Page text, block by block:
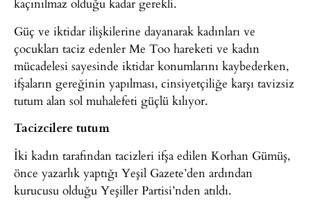
Güç ve iktidar ilişkilerine dayanarak kadınları ve
çocukları taciz edenler Me Too hareketi ve kadın
mücadelesi sayesinde iktidar konumlarını kaybederken,
ifşaların gereğinin yapılması, cinsiyetçiliğe karşı tavizsiz
tutum alan sol muhalefeti güçlü kılıyor.
Tacizcilere tutum
İki kadın tarafından tacizleri ifşa edilen Korhan Gümüş,
önce yazarlık yaptığı Yeşil Gazete’den ardından
kurucusu olduğu Yeşiller Partisi’nden atıldı.